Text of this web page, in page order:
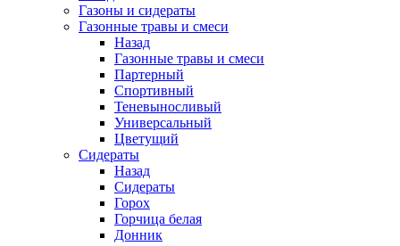
Газоны и сидераты
Газонные травы и смеси
Назад
Газонные травы и смеси
Партерный
Спортивный
Теневыносливый
Универсальный
Цветущий
Сидераты
Назад
Сидераты
Горох
Горчица белая
Донник